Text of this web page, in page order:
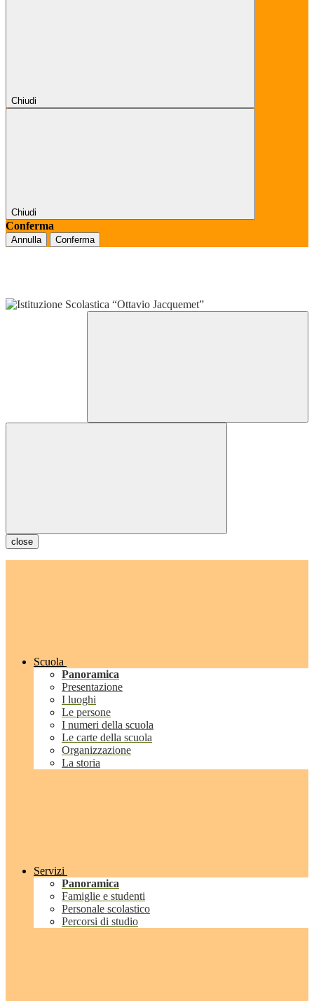
Chiudi
Chiudi
Conferma
Annulla Conferma
close
Scuola
Panoramica
Presentazione
I luoghi
Le persone
I numeri della scuola
Le carte della scuola
Organizzazione
La storia
Servizi
Panoramica
Famiglie e studenti
Personale scolastico
Percorsi di studio